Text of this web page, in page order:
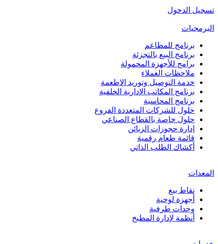
تسجيل الدخول
البرمجيات
برنامج للمطاعم
برنامج البيع بالتجزئة
برامج للأجهزة المحمولة
ملاحظات العملاء
خدمة التوصيل وتوريد الاطعمة
برنامج المكاتب الإدارية الخلفية
برنامج المحاسبة
حلول للشركات المتعددة الفروع
حلول خاصة بالقطاع الصناعي
إدارة حجوزات الزبائن
قائمة طعام رقمية
أكشاك الطلب الذاتي
المعدات
نقاط بيع
أجهزة لوحية
وحدات طرفية
أنظمة لإدارة المطبخ